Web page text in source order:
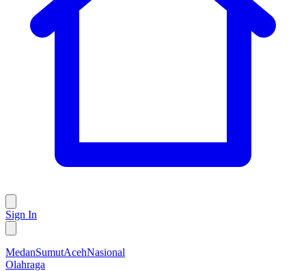
Sign In
MedanSumutAcehNasional
Olahraga